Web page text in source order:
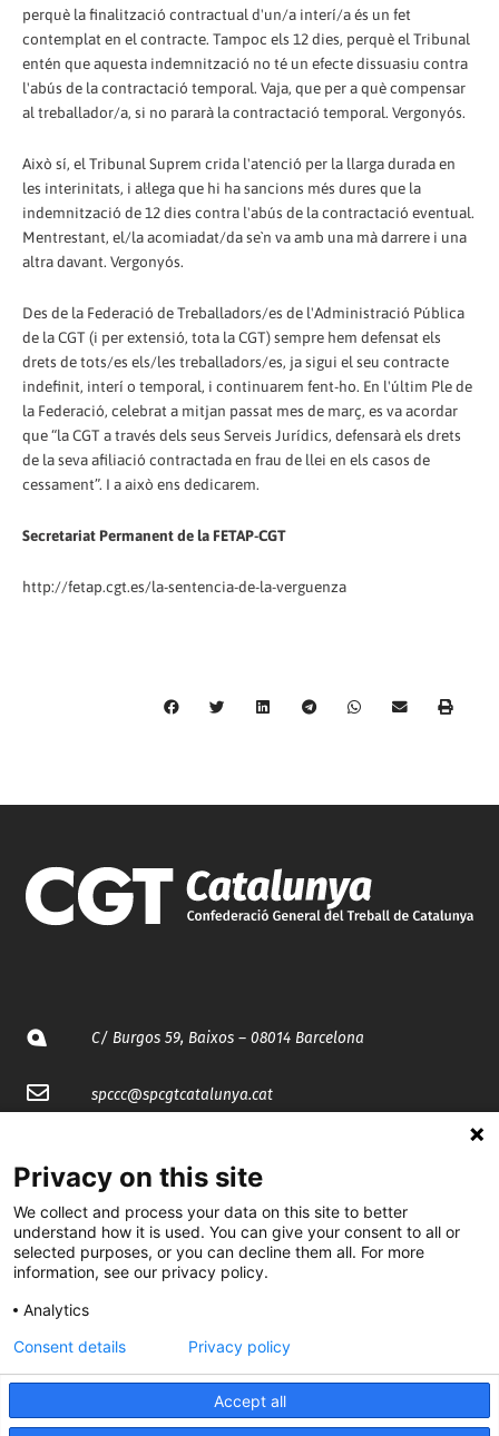
perquè la finalització contractual d'un/a interí/a és un fet
contemplat en el contracte. Tampoc els 12 dies, perquè el Tribunal
entén que aquesta indemnització no té un efecte dissuasiu contra
l'abús de la contractació temporal. Vaja, que per a què compensar
al treballador/a, si no pararà la contractació temporal. Vergonyós.
Això sí, el Tribunal Suprem crida l'atenció per la llarga durada en
les interinitats, i al·lega que hi ha sancions més dures que la
indemnització de 12 dies contra l'abús de la contractació eventual.
Mentrestant, el/la acomiadat/da se`n va amb una mà darrere i una
altra davant. Vergonyós.
Des de la Federació de Treballadors/es de l'Administració Pública
de la CGT (i per extensió, tota la CGT) sempre hem defensat els
drets de tots/es els/les treballadors/es, ja sigui el seu contracte
indefinit, interí o temporal, i continuarem fent-ho. En l'últim Ple de
la Federació, celebrat a mitjan passat mes de març, es va acordar
que “la CGT a través dels seus Serveis Jurídics, defensarà els drets
de la seva afiliació contractada en frau de llei en els casos de
cessament”. I a això ens dedicarem.
Secretariat Permanent de la FETAP-CGT
http://fetap.cgt.es/la-sentencia-de-la-verguenza
C/ Burgos 59, Baixos – 08014 Barcelona
spccc@spcgtcatalunya.cat
@CGTCatalunya
cgtcatalunya
cgtcatalunya
Privacy on this site
We collect and process your data on this site to better
understand how it is used. You can give your consent to all or
selected purposes, or you can decline them all. For more
information, see our privacy policy.
Analytics
Accept all
Consent details Privacy policy